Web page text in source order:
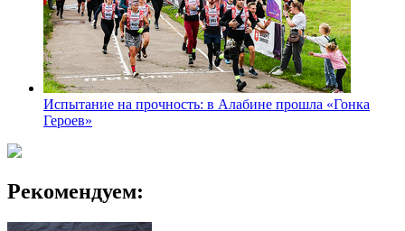
Испытание на прочность: в Алабине прошла «Гонка
Героев»
Рекомендуем: